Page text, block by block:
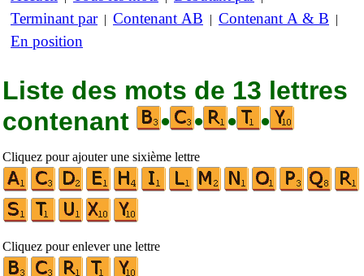
Terminant par| Contenant AB | Contenant A & B |
En position
Liste des mots de 13 lettres
contenant
• • • •
Cliquez pour ajouter une sixième lettre
Cliquez pour enlever une lettre